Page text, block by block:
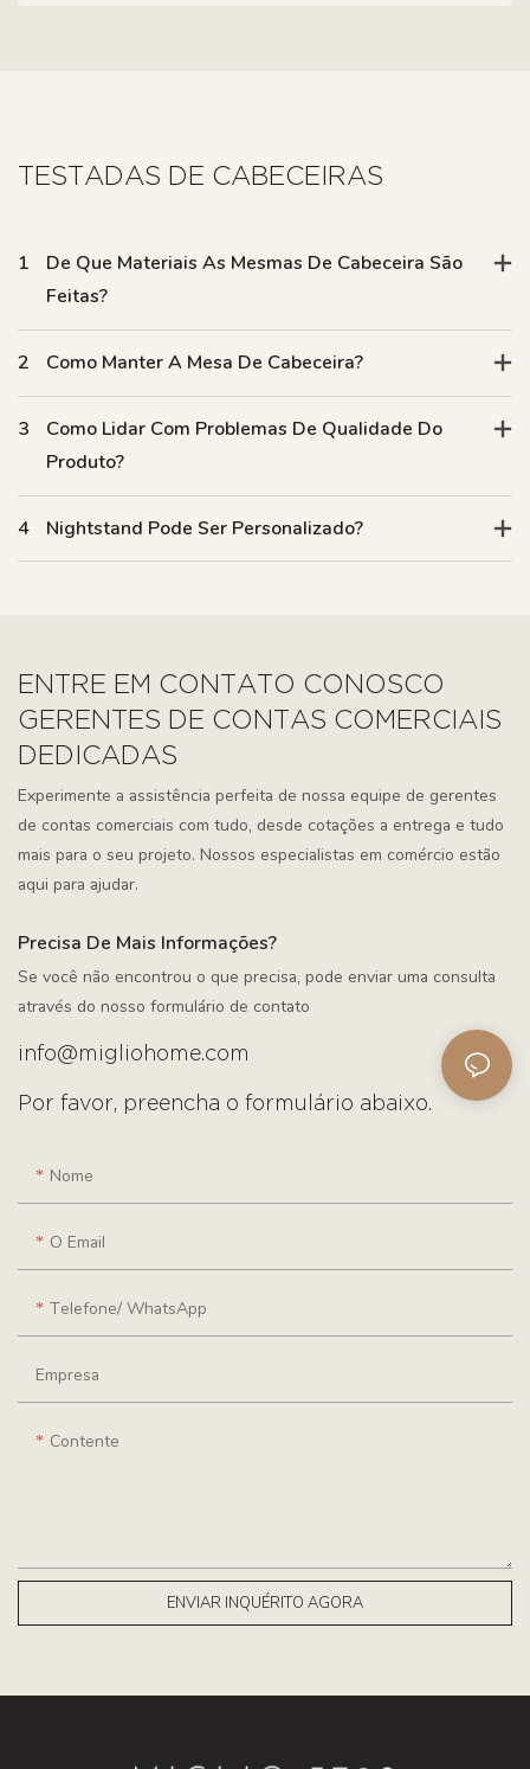
1
De Que Materiais As Mesmas De Cabeceira São
Feitas?
2 Como Manter A Mesa De Cabeceira?
3
Como Lidar Com Problemas De Qualidade Do
Produto?
4 Nightstand Pode Ser Personalizado?
ENTRE EM CONTATO CONOSCO
GERENTES DE CONTAS COMERCIAIS
DEDICADAS
Experimente a assistência perfeita de nossa equipe de gerentes
de contas comerciais com tudo, desde cotações a entrega e tudo
mais para o seu projeto. Nossos especialistas em comércio estão
aqui para ajudar.
Precisa De Mais Informações?
Se você não encontrou o que precisa, pode enviar uma consulta
através do nosso formulário de contato
info@migliohome.com
Por favor, preencha o formulário abaixo.
Nome
O Email
Telefone/ WhatsApp
Empresa
Contente
ENVIAR INQUÉRITO AGORA